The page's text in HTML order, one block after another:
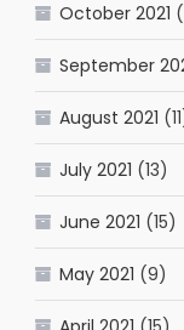
October 2021
September
August 2021
July 2021 (13)
June 2021 (15)
May 2021 (9)